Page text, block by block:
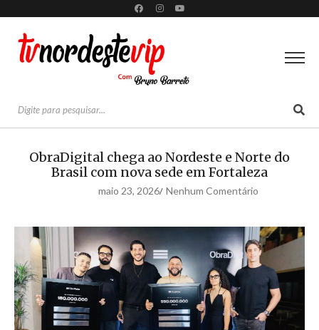
ObraDigital chega ao Nordeste e Norte do
Brasil com nova sede em Fortaleza
maio 23, 2026/ Nenhum Comentário